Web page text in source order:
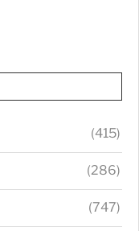
(415)
(286)
(747)